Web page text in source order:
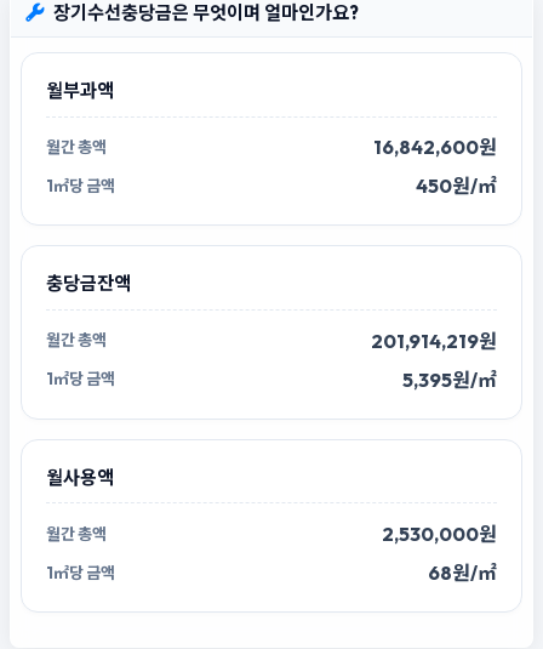
장기수선충당금은 무엇이며 얼마인가요?
월부과액
16,842,600원
450원/㎡
충당금잔액
201,914,219원
5,395원/㎡
월사용액
2,530,000원
68원/㎡